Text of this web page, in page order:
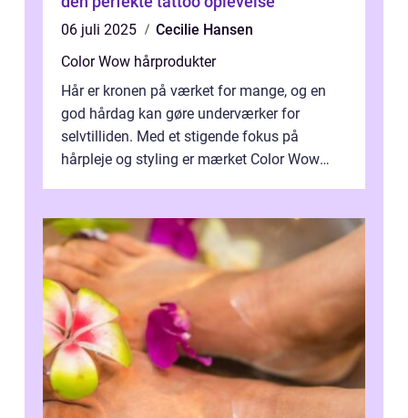
06 juli 2025
Cecilie Hansen
Color Wow hårprodukter
Hår er kronen på værket for mange, og en
god hårdag kan gøre underværker for
selvtilliden. Med et stigende fokus på
hårpleje og styling er mærket Color Wow